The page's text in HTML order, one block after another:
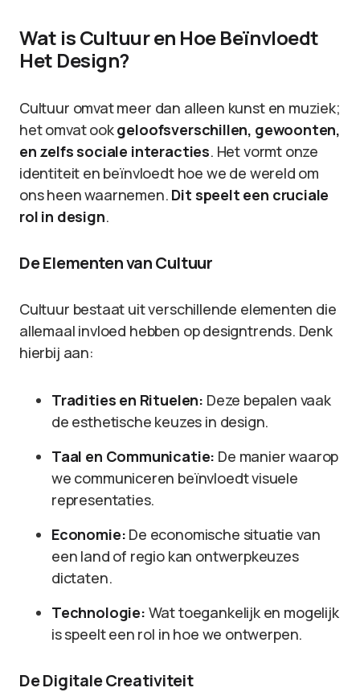
Wat is Cultuur en Hoe Beïnvloedt
Het Design?
Cultuur omvat meer dan alleen kunst en muziek;
het omvat ookgeloofsverschillen, gewoonten,
en zelfs sociale interacties. Het vormt onze
identiteit en beïnvloedt hoe we de wereld om
ons heen waarnemen. Dit speelt een cruciale
rol in design.
De Elementen van Cultuur
Cultuur bestaat uit verschillende elementen die
allemaal invloed hebben op designtrends. Denk
hierbij aan:
Tradities en Rituelen: Deze bepalen vaak
de esthetische keuzes in design.
Taal en Communicatie: De manier waarop
we communiceren beïnvloedt visuele
representaties.
Economie: De economische situatie van
een land of regio kan ontwerpkeuzes
dictaten.
Technologie: Wat toegankelijk en mogelijk
is speelt een rol in hoe we ontwerpen.
De Digitale Creativiteit